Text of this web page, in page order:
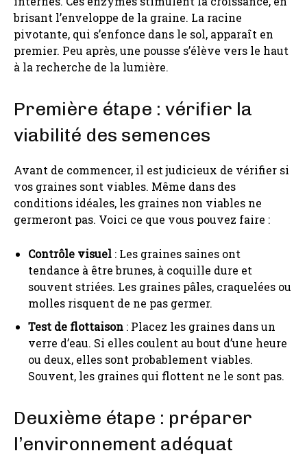
brisant l’enveloppe de la graine. La racine
pivotante, qui s’enfonce dans le sol, apparaît en
premier. Peu après, une pousse s’élève vers le haut
à la recherche de la lumière.
Première étape : vérifier la
viabilité des semences
Avant de commencer, il est judicieux de vérifier si
vos graines sont viables. Même dans des
conditions idéales, les graines non viables ne
germeront pas. Voici ce que vous pouvez faire :
Contrôle visuel : Les graines saines ont
tendance à être brunes, à coquille dure et
souvent striées. Les graines pâles, craquelées ou
molles risquent de ne pas germer.
Test de flottaison : Placez les graines dans un
verre d’eau. Si elles coulent au bout d’une heure
ou deux, elles sont probablement viables.
Souvent, les graines qui flottent ne le sont pas.
Deuxième étape : préparer
l’environnement adéquat